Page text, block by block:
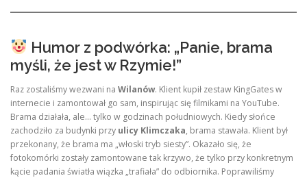
Humor z podwórka: „Panie, brama
myśli, że jest w Rzymie!”
Raz zostaliśmy wezwani na Wilanów. Klient kupił zestaw KingGates w
internecie i zamontował go sam, inspirując się filmikami na YouTube.
Brama działała, ale… tylko w godzinach południowych. Kiedy słońce
zachodziło za budynki przy ulicy Klimczaka, brama stawała. Klient był
przekonany, że brama ma „włoski tryb siesty”. Okazało się, że
fotokomórki zostały zamontowane tak krzywo, że tylko przy konkretnym
kącie padania światła wiązka „trafiała” do odbiornika. Poprawiliśmy